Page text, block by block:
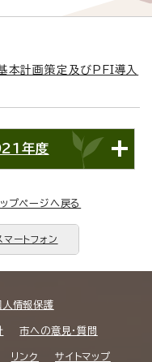
本計画策定及びPFI導入
年度
ップページへ戻る
マートフォン
人情報保護
市への意見・質問
リンク サイトマップ